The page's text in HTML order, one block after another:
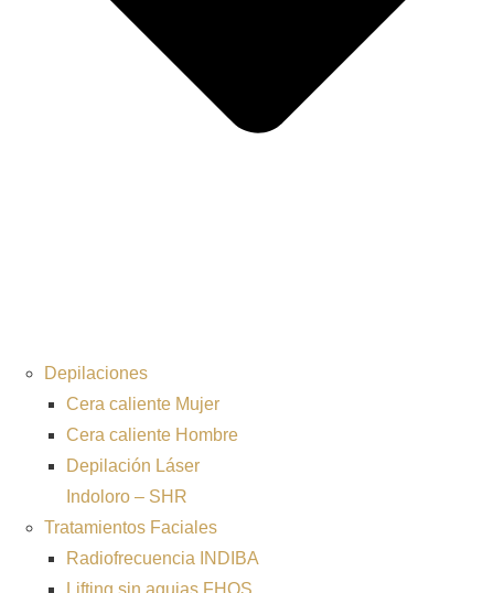
Depilaciones
Cera caliente Mujer
Cera caliente Hombre
Depilación Láser
Indoloro – SHR
Tratamientos Faciales
Radiofrecuencia INDIBA
Lifting sin agujas FHOS